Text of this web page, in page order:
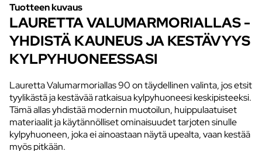
Tuotteen kuvaus
LAURETTA VALUMARMORIALLAS -
YHDISTÄ KAUNEUS JA KESTÄVYYS
KYLPYHUONEESSASI
Lauretta Valumarmoriallas 90 on täydellinen valinta, jos etsit
tyylikästä ja kestävää ratkaisua kylpyhuoneesi keskipisteeksi.
Tämä allas yhdistää modernin muotoilun, huippulaatuiset
materiaalit ja käytännölliset ominaisuudet tarjoten sinulle
kylpyhuoneen, joka ei ainoastaan näytä upealta, vaan kestää
myös pitkään.